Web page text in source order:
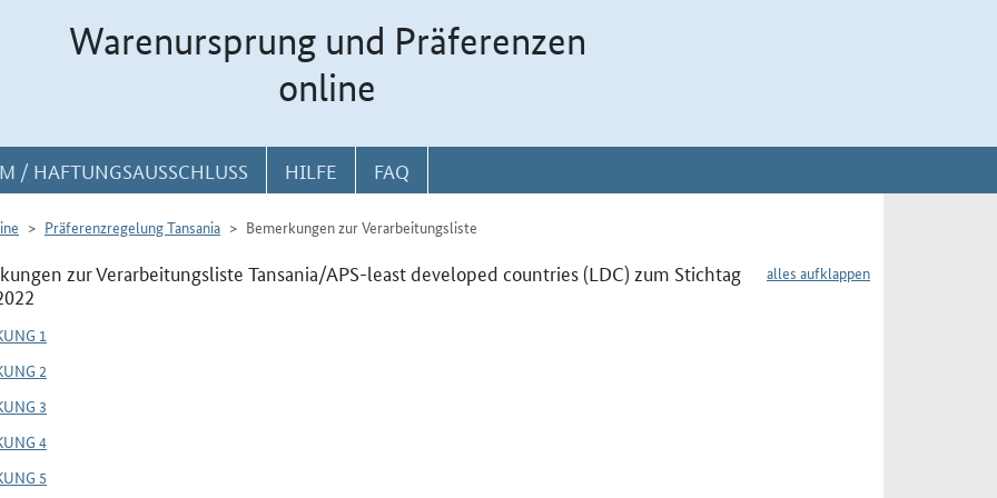
Warenursprung und Präferenzen
online
/ HAFTUNGSAUSSCHLUSS HILFE FAQ
Präferenzregelung Tansania Bemerkungen zur Verarbeitungsliste
alles aufklappen
zur Verarbeitungsliste Tansania/APS-least developed countries (LDC) zum Stichtag
1
2
3
4
5